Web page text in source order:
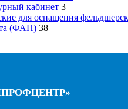
кабинет 3
для оснащения
(ФАП) 38